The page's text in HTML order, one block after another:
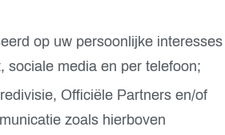
op uw persoonlijke interesses
sociale media en per telefoon;
Officiële Partners en/of
zoals hierboven